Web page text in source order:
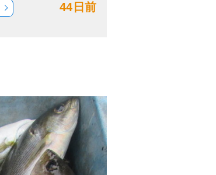
44日前